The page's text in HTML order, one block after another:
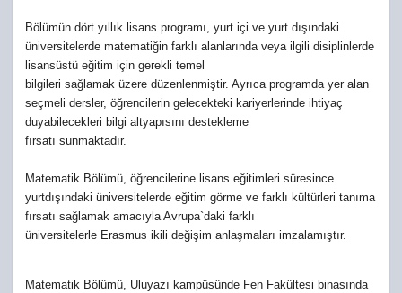
Bölümün dört yıllık lisans programı, yurt içi ve yurt dışındaki
üniversitelerde matematiğin farklı alanlarında veya ilgili disiplinlerde
lisansüstü eğitim için gerekli temel
bilgileri sağlamak üzere düzenlenmiştir. Ayrıca programda yer alan
seçmeli dersler, öğrencilerin gelecekteki kariyerlerinde ihtiyaç
duyabilecekleri bilgi altyapısını destekleme
fırsatı sunmaktadır.
Matematik Bölümü, öğrencilerine lisans eğitimleri süresince
yurtdışındaki üniversitelerde eğitim görme ve farklı kültürleri tanıma
fırsatı sağlamak amacıyla Avrupa`daki farklı
üniversitelerle Erasmus ikili değişim anlaşmaları imzalamıştır.
Matematik Bölümü, Uluyazı kampüsünde Fen Fakültesi binasında